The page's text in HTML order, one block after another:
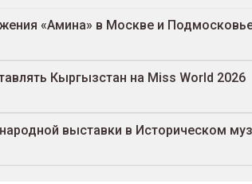
«Амина» в Москве и
Кыргызстан на Miss World 2026
выставки в Историческом